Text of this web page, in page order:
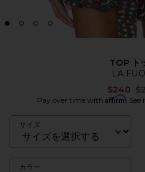
TOP ト
LA
$240
Pay over time with Affirm. See
サイズ
カラー